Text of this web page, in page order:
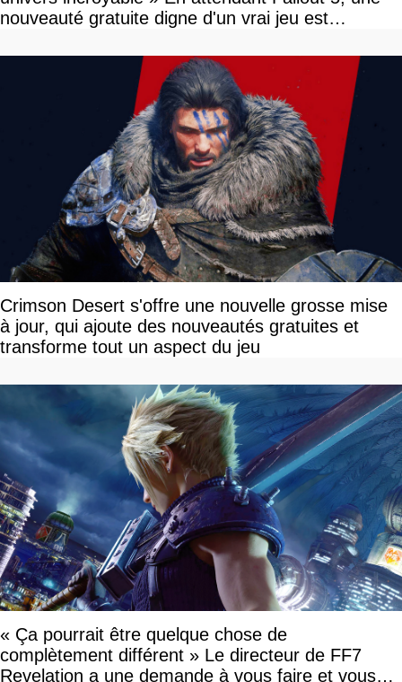
nouveauté gratuite digne d'un vrai jeu est
Crimson Desert s'offre une nouvelle grosse mise
à jour, qui ajoute des nouveautés gratuites et
transforme tout un aspect du jeu
« Ça pourrait être quelque chose de
complètement différent » Le directeur de FF7
Revelation a une demande à vous faire et vous